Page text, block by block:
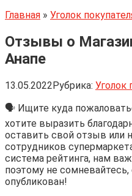
Главная » Уголок
Отзывы о
Анапе
13.05.2022Рубрика: Уголок
🗣 Ищите куда
хотите выразить
оставить свой отзыв или
сотрудников
система рейтинга, нам
поэтому не
опубликован!